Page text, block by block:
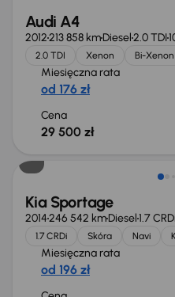
Audi A4
2012213 858 kmDiesel2.0 TDI
2.0 TDI Xenon Bi-Xenon
Miesięczna rata
od 176 zł
Cena
29 500 zł
Kia Sportage
2014246 542 kmDiesel1.7 CRDi
1.7 CRDi Skóra Navi
Miesięczna rata
od 196 zł